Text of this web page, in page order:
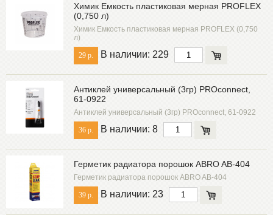
СТАРТ
ХИМИК
Химик Емкость пластиковая мерная PROFLEX
(0,750 л)
Химик Емкость пластиковая мерная PROFLEX (0,750
л)
29 р. В наличии: 229
Антиклей универсальный (3гр) PROconnect,
61-0922
Антиклей универсальный (3гр) PROconnect, 61-0922
36 р. В наличии: 8
Герметик радиатора порошок ABRO AB-404
Герметик радиатора порошок ABRO AB-404
39 р. В наличии: 23